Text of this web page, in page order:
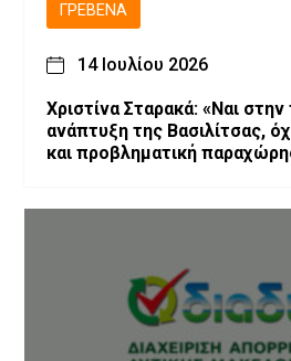
ΓΡΕΒΕΝΆ
14 Ιουλίου 2026
Χριστίνα Σταρακά: «Ναι
ανάπτυξη της Βασιλίτσας,
και προβληματική